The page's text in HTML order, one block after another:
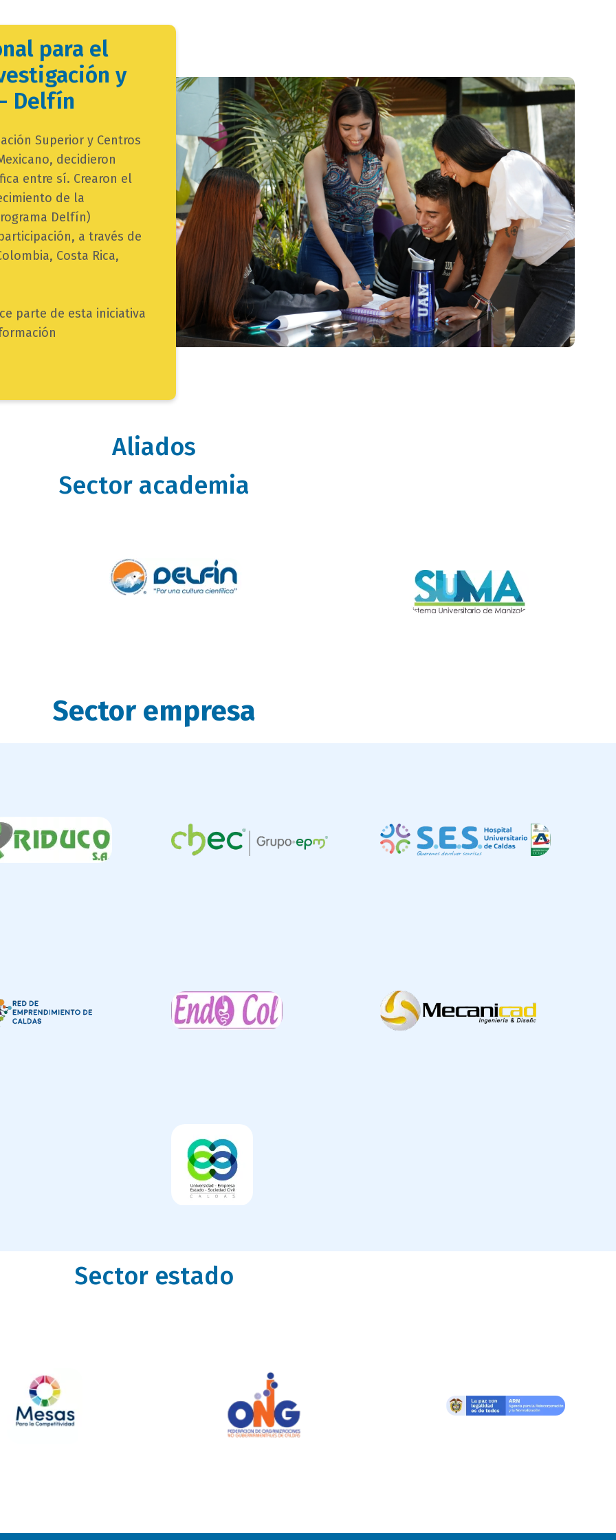
para el
y
Delfín
Superior y Centros
decidieron
entre sí. Crearon el
de la
Delfín)
a través de
Costa Rica,
parte de esta iniciativa
Aliados
Sector academia
Sector empresa
Sector estado